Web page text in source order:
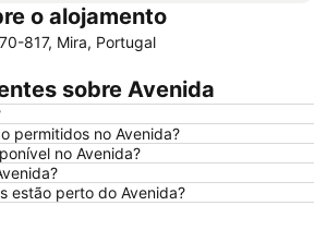
Lagoa da Pateira de Fermentelos
Barragem da Aguieira
Praia do Cabedelo
Paróquia Sagrada Família da Praia da Barra
Praia Fluvial dos Olhos da Fervença
Cova Gala Beach
o alojamento
817, Mira, Portugal
sobre Avenida
permitidos no Avenida?
no Avenida?
estão perto do Avenida?